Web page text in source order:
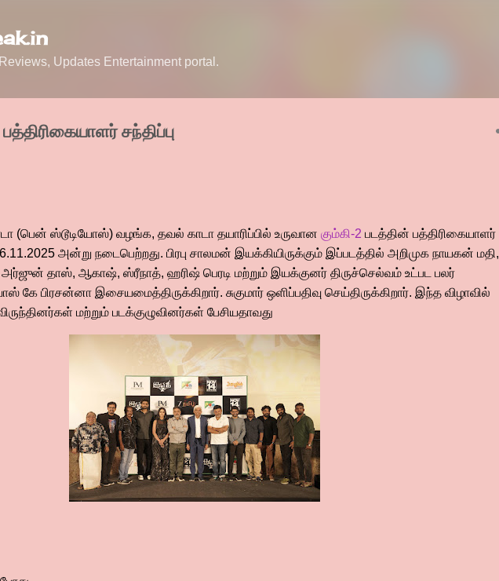
Updates Entertainment portal.
சந்திப்பு
(பென் ஸ்டூடியோஸ்) வழங்க, தவல் காடா தயாரிப்பில் உருவான கும்கி-2 படத்தின் பத்திரிகையாளர்
அன்று நடைபெற்றது. பிரபு சாலமன் இயக்கியிருக்கும் இப்படத்தில் அறிமுக நாயகன் மதி,
தாஸ், ஆகாஷ், ஸ்ரீநாத், ஹரிஷ் பெரடி மற்றும் இயக்குனர் திருச்செல்வம் உட்பட பலர்
கே பிரசன்னா இசையமைத்திருக்கிறார். சுகுமார் ஒளிப்பதிவு செய்திருக்கிறார். இந்த விழாவில்
மற்றும் படக்குழுவினர்கள் பேசியதாவது